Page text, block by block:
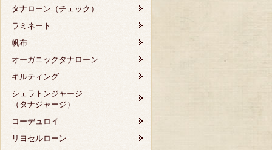
タナローン（チェック）
ラミネート
帆布
オーガニックタナローン
キルティング
シェラトンジャージ
（タナジャージ）
コーデュロイ
リヨセルローン